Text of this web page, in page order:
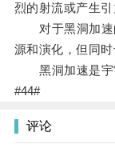
烈的射流或产生引
对于黑洞加速
源和演化，但同时
黑洞加速是宇
#44#
评论